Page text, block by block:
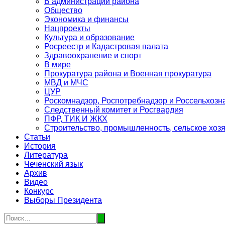
Общество
Экономика и финансы
Нацпроекты
Культура и образование
Росреестр и Кадастровая палата
Здравоохранение и спорт
В мире
Прокуратура района и Военная прокуратура
МВД и МЧС
ЦУР
Роскомнадзор, Роспотребнадзор и
Следственный комитет и Росгвардия
ПФР, ТИК И ЖКХ
Строительство, промышленность, сельское
Статьи
История
Литература
Чеченский язык
Архив
Видео
Конкурс
Выборы Президента